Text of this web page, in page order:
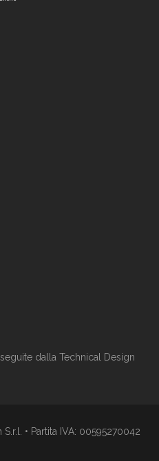
dalla Technical Design
• Partita IVA: 00595270042